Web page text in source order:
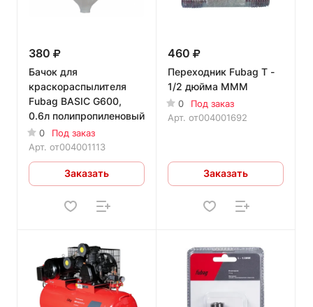
380
Бачок для
краскораспылителя
Fubag BASIC G600,
0.6л полипропиленовый
0
Под заказ
Арт. от004001113
Заказать
460
Переходник Fubag T -
1/2 дюйма MMM
0
Под заказ
Арт. от004001692
Заказать